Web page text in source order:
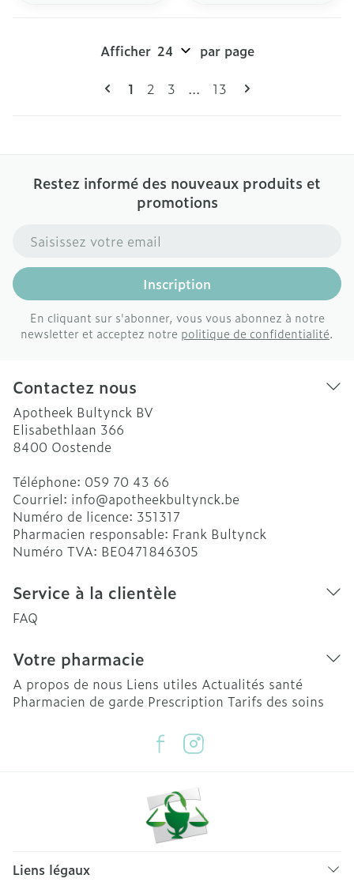
Vous lisez actuellement la page
1 Page
2 Page
3 ... Page
13
Afficher par page
Restez informé des nouveaux produits et
promotions
Adresse mail
Inscription
En cliquant sur s'abonner, vous vous abonnez à notre
newsletter et acceptez notre politique de confidentialité.
Contactez nous
Apotheek Bultynck BV
Elisabethlaan 366
8400 Oostende
Téléphone: 059 70 43 66
Courriel: info@apotheekbultynck.be
Numéro de licence: 351317
Pharmacien responsable: Frank Bultynck
Numéro TVA: BE0471846305
Service à la clientèle
FAQ
Votre pharmacie
A propos de nous Liens utiles Actualités santé
Pharmacien de garde Prescription Tarifs des soins
Liens légaux